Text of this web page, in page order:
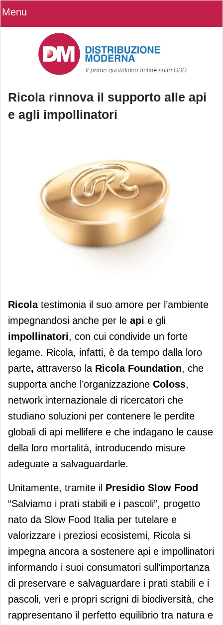
Menu
Ricola rinnova il supporto alle api
e agli impollinatori
Ricola rinnova il supporto alle api e
Ricola testimonia il suo amore per l’ambiente
impegnandosi anche per le api e gli
impollinatori, con cui condivide un forte
legame. Ricola, infatti, è da tempo dalla loro
parte, attraverso la Ricola Foundation, che
supporta anche l’organizzazione Coloss,
network internazionale di ricercatori che
studiano soluzioni per contenere le perdite
globali di api mellifere e che indagano le cause
della loro mortalità, introducendo misure
adeguate a salvaguardarle.
Unitamente, tramite il Presidio Slow Food
“Salviamo i prati stabili e i pascoli”, progetto
nato da Slow Food Italia per tutelare e
valorizzare i preziosi ecosistemi, Ricola si
impegna ancora a sostenere api e impollinatori
informando i suoi consumatori sull’importanza
di preservare e salvaguardare i prati stabili e i
pascoli, veri e propri scrigni di biodiversità, che
rappresentano il perfetto equilibrio tra natura e